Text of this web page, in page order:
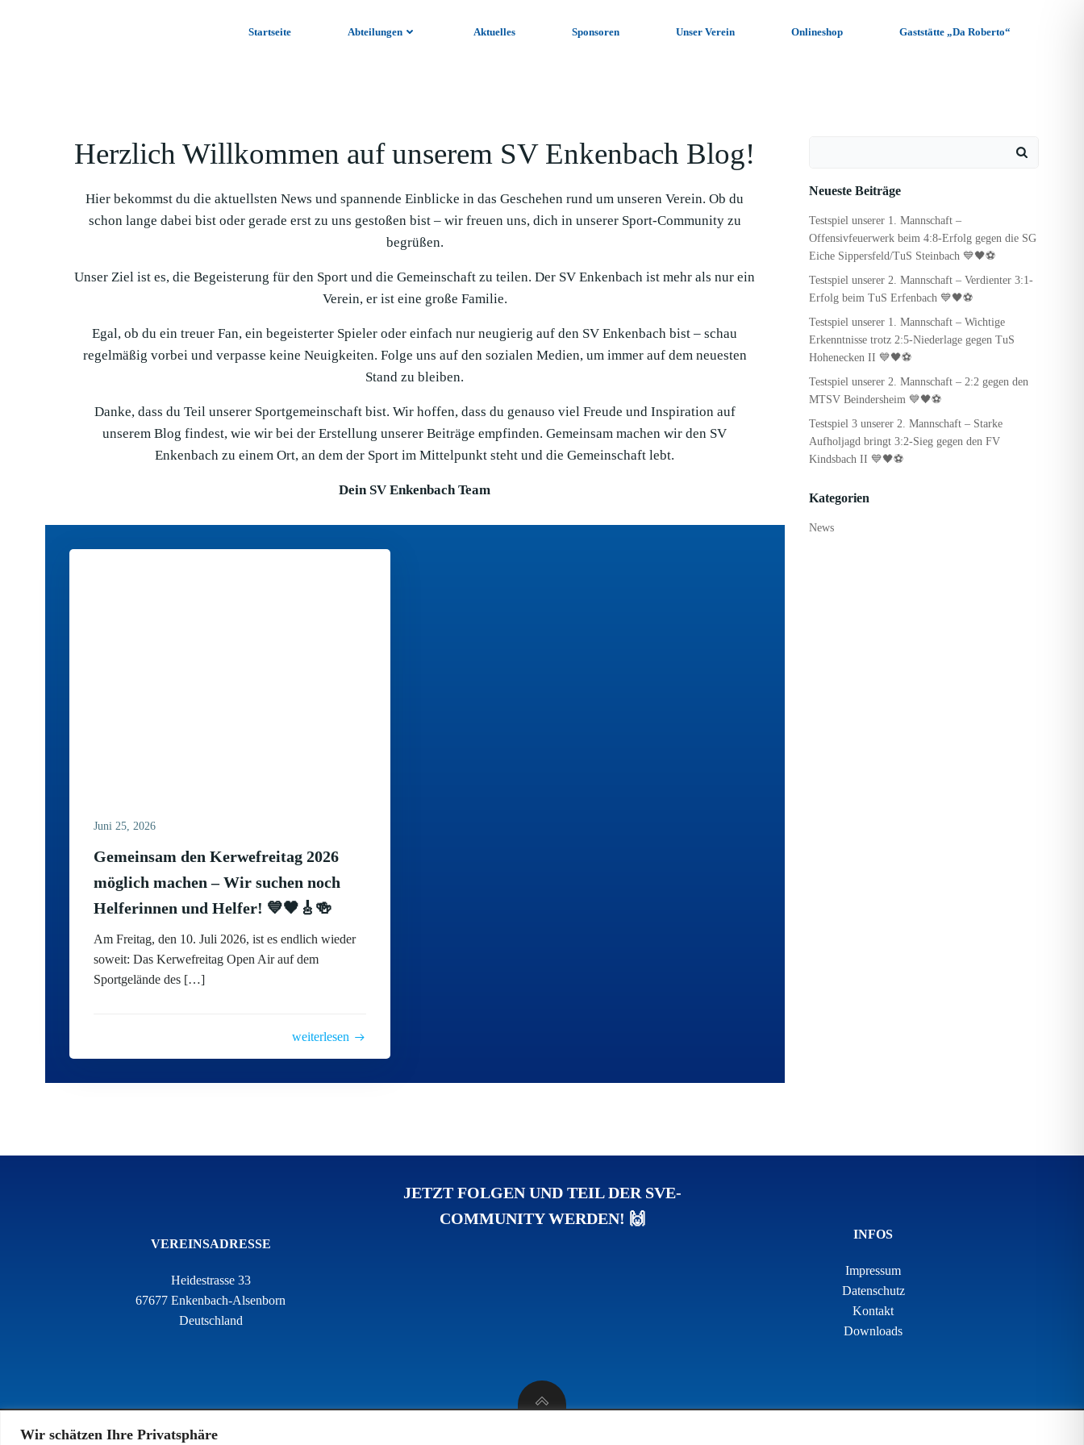
Wir schätzen Ihre Privatsphäre
Startseite Abteilungen Aktuelles Sponsoren Unser Verein Onlineshop Gaststätte „Da Roberto“
Herzlich Willkommen auf unserem SV Enkenbach Blog!
Hier bekommst du die aktuellsten News und spannende Einblicke in das Geschehen rund um unseren Verein. Ob du
schon lange dabei bist oder gerade erst zu uns gestoßen bist – wir freuen uns, dich in unserer Sport-Community zu
begrüßen.
Unser Ziel ist es, die Begeisterung für den Sport und die Gemeinschaft zu teilen. Der SV Enkenbach ist mehr als nur ein
Verein, er ist eine große Familie.
Egal, ob du ein treuer Fan, ein begeisterter Spieler oder einfach nur neugierig auf den SV Enkenbach bist – schau
regelmäßig vorbei und verpasse keine Neuigkeiten. Folge uns auf den sozialen Medien, um immer auf dem neuesten
Stand zu bleiben.
Danke, dass du Teil unserer Sportgemeinschaft bist. Wir hoffen, dass du genauso viel Freude und Inspiration auf
unserem Blog findest, wie wir bei der Erstellung unserer Beiträge empfinden. Gemeinsam machen wir den SV
Enkenbach zu einem Ort, an dem der Sport im Mittelpunkt steht und die Gemeinschaft lebt.
Dein SV Enkenbach Team
Juni 25, 2026
Gemeinsam den Kerwefreitag 2026
möglich machen – Wir suchen noch
Helferinnen und Helfer! 💙🖤🎸🍻
Am Freitag, den 10. Juli 2026, ist es endlich wieder
soweit: Das Kerwefreitag Open Air auf dem
Sportgelände des […]
weiterlesen
Neueste Beiträge
Testspiel unserer 1. Mannschaft –
Offensivfeuerwerk beim 4:8-Erfolg gegen die SG
Eiche Sippersfeld/TuS Steinbach 💙🖤⚽
Testspiel unserer 2. Mannschaft – Verdienter 3:1-
Erfolg beim TuS Erfenbach 💙🖤⚽
Testspiel unserer 1. Mannschaft – Wichtige
Erkenntnisse trotz 2:5-Niederlage gegen TuS
Hohenecken II 💙🖤⚽
Testspiel unserer 2. Mannschaft – 2:2 gegen den
MTSV Beindersheim 💙🖤⚽
Testspiel 3 unserer 2. Mannschaft – Starke
Aufholjagd bringt 3:2-Sieg gegen den FV
Kindsbach II 💙🖤⚽
Kategorien
News
VEREINSADRESSE
Heidestrasse 33
67677 Enkenbach-Alsenborn
Deutschland
JETZT FOLGEN UND TEIL DER SVE-
COMMUNITY WERDEN! 🙌
INFOS
Impressum
Datenschutz
Kontakt
Downloads